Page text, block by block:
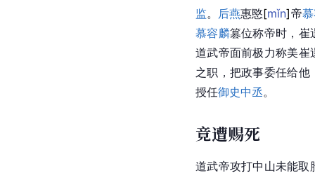
监。 后燕惠愍[mǐn]帝
慕容麟篡位称帝时，崔
道武帝面前极力称美崔
之职，把政事委任给
授任御史中丞。
竟遭赐死
道武帝攻打中山未能取